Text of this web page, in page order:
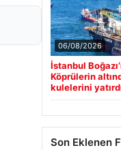
06/08/2026
İstanbul
Köprülerin
kulelerini
Son Eklenen